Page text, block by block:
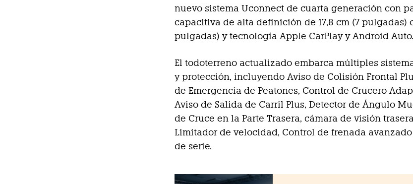
nuevo sistema Uconnect de cuarta generación con
capacitiva de alta definición de 17,8 cm (7 pulgadas) o
pulgadas) y tecnología Apple CarPlay y Android Auto.
El todoterreno actualizado embarca múltiples
y protección, incluyendo Aviso de Colisión Frontal
de Emergencia de Peatones, Control de Crucero
Aviso de Salida de Carril Plus, Detector de Ángulo
de Cruce en la Parte Trasera, cámara de visión
Limitador de velocidad, Control de frenada
de serie.